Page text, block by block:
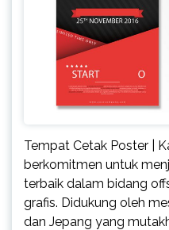
Tempat Cetak Poster |
berkomitmen untuk
terbaik dalam bidang
grafis. Didukung oleh
dan Jepang yang